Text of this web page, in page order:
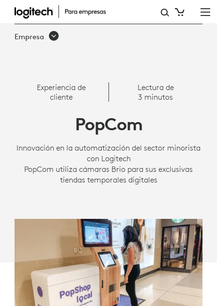
HISTORIA
DE
AUTOMATIZACIÓN
SECTOR
MINORISTA
Empresa
Experiencia de
cliente
Lectura de
3 minutos
PopCom
Innovación en la automatización del sector minorista
con Logitech
PopCom utiliza cámaras Brio para sus exclusivas
tiendas temporales digitales